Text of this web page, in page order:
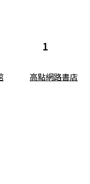
1
高點網路書店